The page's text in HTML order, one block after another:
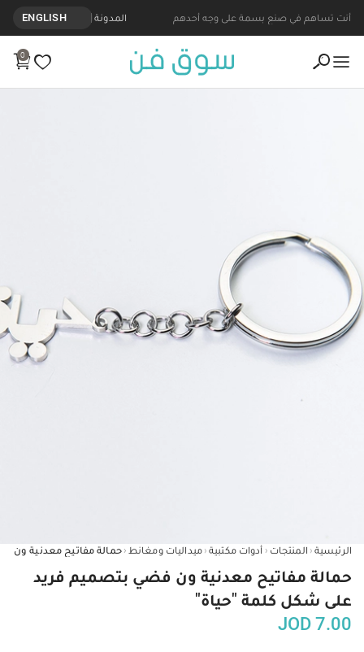
أنت تساهم في صنع بسمة على وجه أحدهم المدونة ENGLISH
0
الرئيسية ‹ المنتجات ‹ أدوات مكتبية ‹ ميداليات ومغانط ‹
حمالة مفاتيح معدنية ون فضي بتصميم فريد
على شكل كلمة "حياة"
JOD7.00